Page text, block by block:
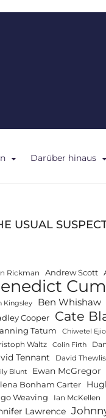
Darüber hinaus
USUAL
Rickman Andrew Scott
Kingsley Ben Whishaw
Cooper Cate
Tatum Chiwetel
Waltz Colin Firth
Tennant David Thewlis
Blunt
Ewan McGregor
Bonham Carter
Weaving Ian McKellen
Lawrence